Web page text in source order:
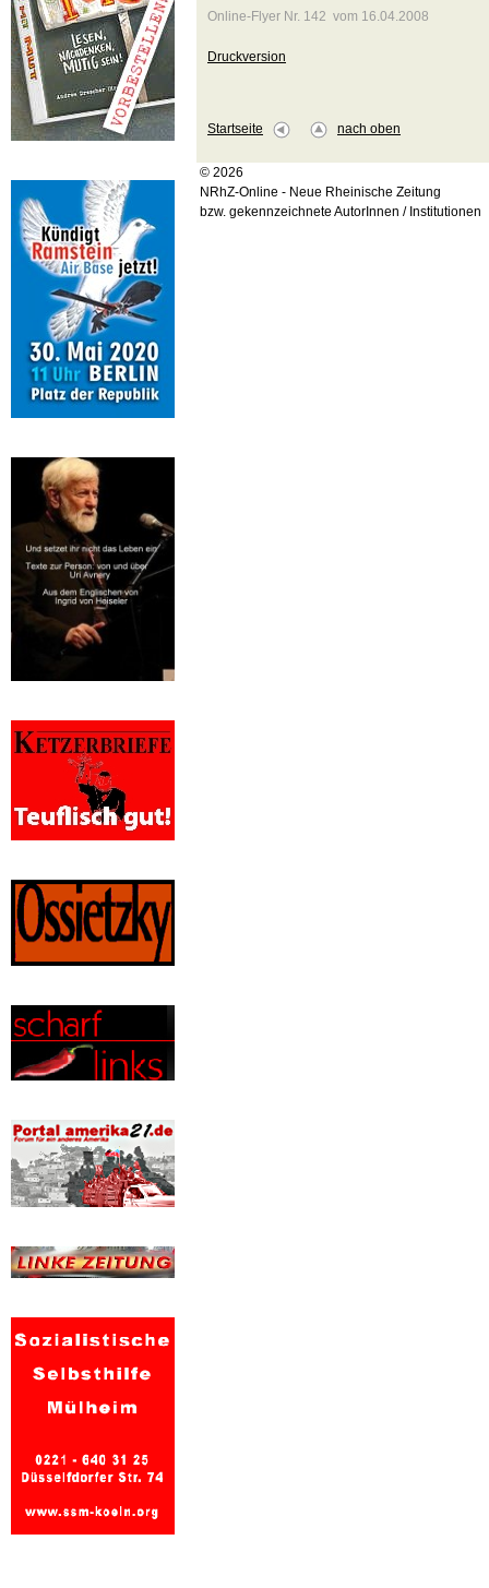
Online-Flyer Nr. 142 vom 16.04.2008
Druckversion
Startseite nach oben
© 2026
NRhZ-Online - Neue Rheinische Zeitung
bzw. gekennzeichnete AutorInnen / Institutionen